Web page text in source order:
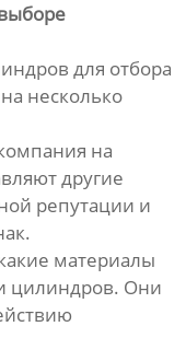
для отбора
несколько
на
другие
репутации и
материалы
цилиндров. Они